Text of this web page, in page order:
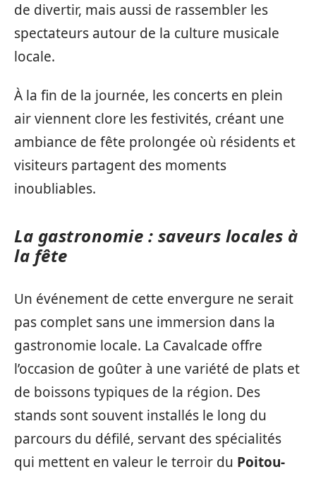
de divertir, mais aussi de rassembler les
spectateurs autour de la culture musicale
locale.
À la fin de la journée, les concerts en plein
air viennent clore les festivités, créant une
ambiance de fête prolongée où résidents et
visiteurs partagent des moments
inoubliables.
La gastronomie : saveurs locales à
la fête
Un événement de cette envergure ne serait
pas complet sans une immersion dans la
gastronomie locale. La Cavalcade offre
l’occasion de goûter à une variété de plats et
de boissons typiques de la région. Des
stands sont souvent installés le long du
parcours du défilé, servant des spécialités
qui mettent en valeur le terroir du Poitou-